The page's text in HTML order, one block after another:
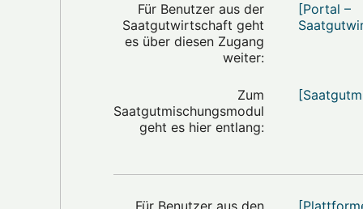
Für Benutzer aus der
Saatgutwirtschaft geht
es über diesen Zugang
weiter:
[Portal –
Zum
Saatgutmischungsmodul
geht es hier entlang: